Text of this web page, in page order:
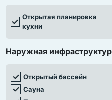
Главная спальня (65 м²)
Частная гостиная
Большая терраса с
Общая площадь:
Открытая планировка
кухни
Наружная
Открытый бассейн
Сауна